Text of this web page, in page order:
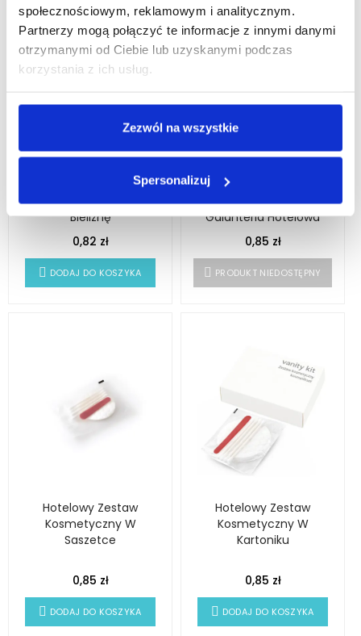
społecznościowym, reklamowym i analitycznym.
Partnerzy mogą połączyć te informacje z innymi danymi
otrzymanymi od Ciebie lub uzyskanymi podczas
korzystania z ich usług.
Zezwól na wszystkie
Spersonalizuj
Pranie - Hotelowa
Torba Na Brudną
Bieliznę
0,82 zł
DODAJ DO KOSZYKA
Kosmetyczny
Ekologiczny - Eko
Galanteria Hotelowa
0,85 zł
PRODUKT NIEDOSTĘPNY
Hotelowy Zestaw
Kosmetyczny W
Saszetce
0,85 zł
DODAJ DO KOSZYKA
Hotelowy Zestaw
Kosmetyczny W
Kartoniku
0,85 zł
DODAJ DO KOSZYKA